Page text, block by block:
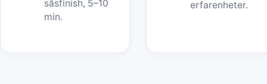
såsfinish, 5–10
min.
erfarenheter.